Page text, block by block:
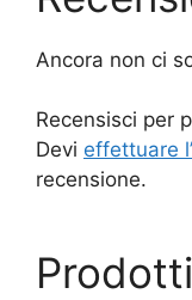
Ancora non ci
Recensisci per
Devi effettuare
recensione.